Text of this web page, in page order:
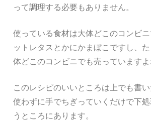
って調理する必要もありません。
使っている食材は大体どこのコンビ
ットレタスとかにかまぼこですし、
体どこのコンビニでも売っていますよ
このレシピのいいところは上でも書
使わずに手でちぎっていくだけで下
うところにあります。